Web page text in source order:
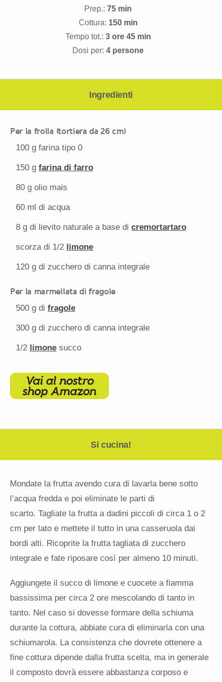
Prep.: 75 min
Cottura: 150 min
Tempo tot.: 3 ore 45 min
Dosi per: 4 persone
Ingredienti
Per la frolla (tortierada 26 cm)
100 g farina tipo 0
150 g farina di farro
80 g olio mais
60 ml di acqua
8 g di lievito naturale a base di cremortartaro
scorza di 1/2 limone
120 g di zucchero di canna integrale
Per la marmellata di fragole
500 g di fragole
300 g di zucchero di canna integrale
1/2 limone succo
Si cucina!
Mondate la frutta avendo cura di lavarla bene sotto
l’acqua fredda e poi eliminate le parti di
scarto. Tagliate la frutta a dadini piccoli di circa 1 o 2
cm per lato e mettete il tutto in una casseruola dai
bordi alti. Ricoprite la frutta tagliata di zucchero
integrale e fate riposare così per almeno 10 minuti.
Aggiungete il succo di limone e cuocete a fiamma
bassissima per circa 2 ore mescolando di tanto in
tanto. Nel caso si dovesse formare della schiuma
durante la cottura, abbiate cura di eliminarla con una
schiumarola. La consistenza che dovrete ottenere a
fine cottura dipende dalla frutta scelta, ma in generale
il composto dovrà essere abbastanza corposo e